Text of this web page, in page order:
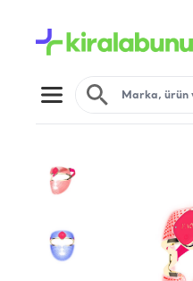
Open menu